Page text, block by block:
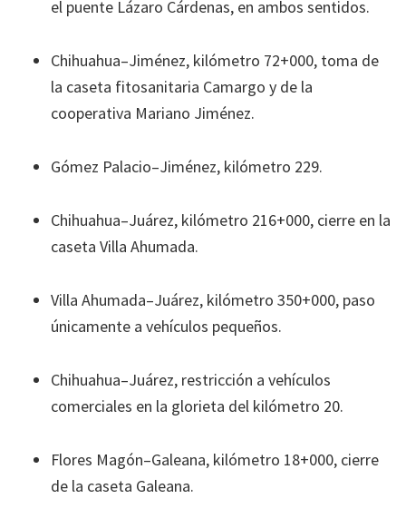
el puente Lázaro Cárdenas, en ambos sentidos.
Chihuahua–Jiménez, kilómetro 72+000, toma de
la caseta fitosanitaria Camargo y de la
cooperativa Mariano Jiménez.
Gómez Palacio–Jiménez, kilómetro 229.
Chihuahua–Juárez, kilómetro 216+000, cierre en la
caseta Villa Ahumada.
Villa Ahumada–Juárez, kilómetro 350+000, paso
únicamente a vehículos pequeños.
Chihuahua–Juárez, restricción a vehículos
comerciales en la glorieta del kilómetro 20.
Flores Magón–Galeana, kilómetro 18+000, cierre
de la caseta Galeana.